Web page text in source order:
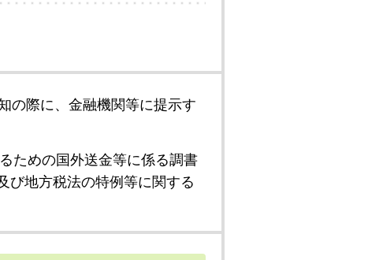
の際に、金融機関等に提示す
ための国外送金等に係る調書
び地方税法の特例等に関する